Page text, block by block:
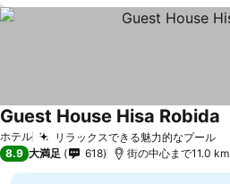
ホテル リラックスできる魅力的なプール
Guest House Hisa Robida
8.9 大満足 618 街の中心まで11.0 km